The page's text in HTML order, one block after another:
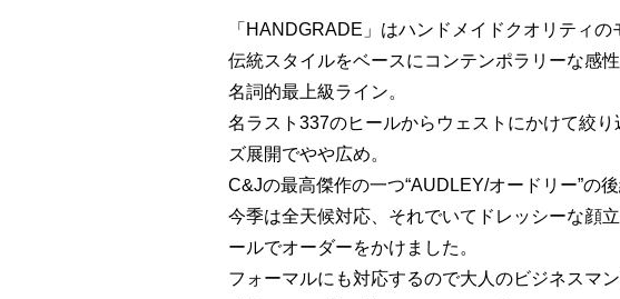
「HANDGRADE」はハンドメイドクオリティ
伝統スタイルをベースにコンテンポラリーな感
名詞的最上級ライン。
名ラスト337のヒールからウェストにかけて絞り
ズ展開でやや広め。
C&Jの最高傑作の一つ“AUDLEY/オードリー”の後
今季は全天候対応、それでいてドレッシーな顔
ールでオーダーをかけました。
フォーマルにも対応するので大人のビジネスマ